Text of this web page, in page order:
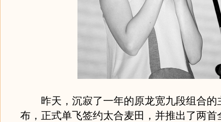
昨天，沉寂了一年的原龙宽九段组合的
布，正式单飞签约太合麦田，并推出了两首